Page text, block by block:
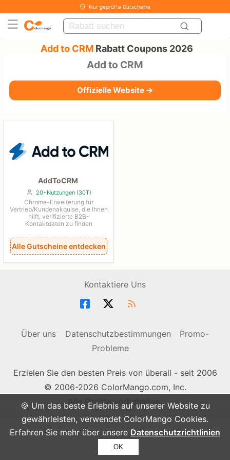
🍪 Um das beste Erlebnis auf unserer Website zu
gewährleisten, verwendet ColorMango Cookies.
Erfahren Sie mehr über unsere Datenschutzrichtlinien
OK
Nur geprüfte Gutscheine
Add to CRMRabatt Coupons 2026
Add to CRM
Offizielle Website →
AddToCRM
20+Nutzungen (30T)
Chrome-Erweiterung für
Vertrieb/Kundenakquise, die Ihnen
hilft, verifizierte B2B-
Kontaktdaten zu finden
Alle Gutscheine entdecken
Kontaktiere Uns
Über uns Datenschutzbestimmungen
Promo-
Probleme
Erzielen Sie den besten Preis von überall - seit 2006
© 2006-2026 ColorMango.com, Inc.
Alle Rechte vorbehalten.